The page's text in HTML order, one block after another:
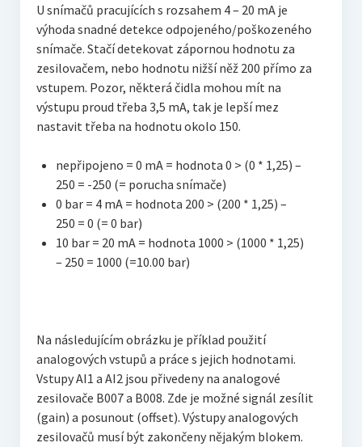
U snímačů pracujících s rozsahem 4 – 20 mA je
výhoda snadné detekce odpojeného/poškozeného
snímače. Stačí detekovat zápornou hodnotu za
zesilovačem, nebo hodnotu nižší něž 200 přímo za
vstupem. Pozor, některá čidla mohou mít na
výstupu proud třeba 3,5 mA, tak je lepší mez
nastavit třeba na hodnotu okolo 150.
nepřipojeno = 0 mA = hodnota 0 > (0 * 1,25) –
250 = -250 (= porucha snímače)
0 bar = 4 mA = hodnota 200 > (200 * 1,25) –
250 = 0 (= 0 bar)
10 bar = 20 mA = hodnota 1000 > (1000 * 1,25)
– 250 = 1000 (=10.00 bar)
Na následujícím obrázku je příklad použití
analogových vstupů a práce s jejich hodnotami.
Vstupy AI1 a AI2 jsou přivedeny na analogové
zesilovače B007 a B008. Zde je možné signál zesílit
(gain) a posunout (offset). Výstupy analogových
zesilovačů musí být zakončeny nějakým blokem.